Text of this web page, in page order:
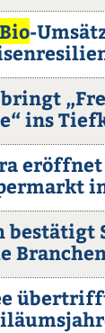
Bio-
ins
bestätigt